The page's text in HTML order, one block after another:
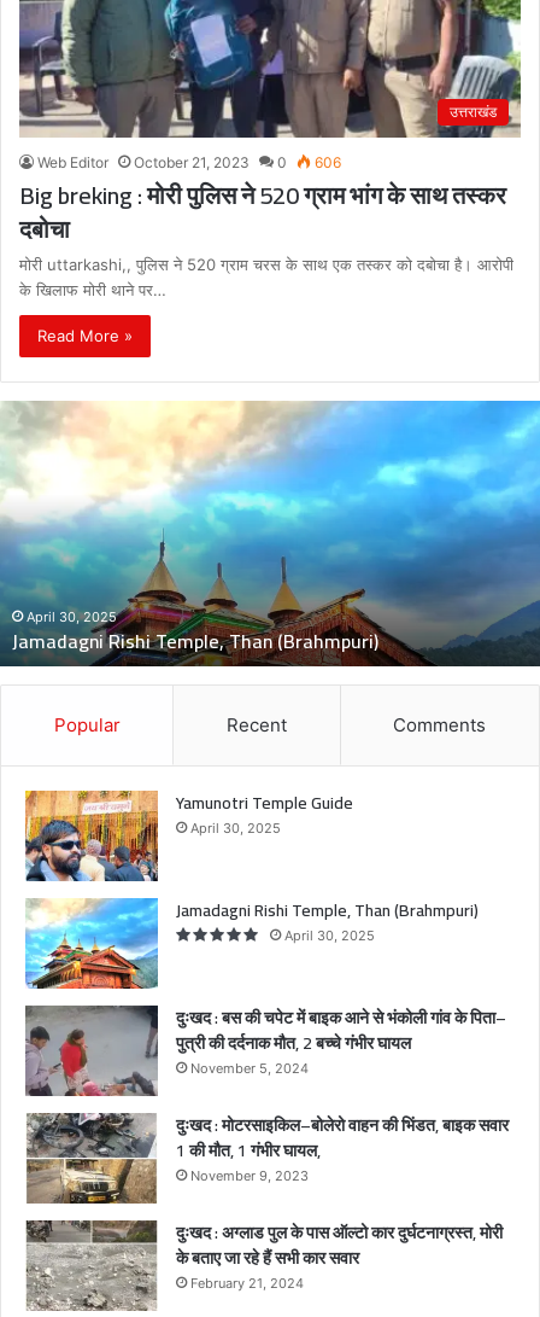
उत्तराखंड
Web Editor October 21, 2023 0 606
Big breking : मोरी पुलिस ने 520 ग्राम भांग के साथ तस्कर
दबोचा
मोरी uttarkashi,, पुलिस ने 520 ग्राम चरस के साथ एक तस्कर को दबोचा है। आरोपी
के खिलाफ मोरी थाने पर…
Read More »
(Brahmpuri)
दुः
ख
ब
च
पे
ट
में
आ
गां
व
ता
–
पु
की
द
र्द
क
मौ
त
November 5, 2024
दुःखद : बस की चपेट में बाइक आने
मौत, 2 बच्चे गंभीर घायल
Popular Recent Comments
Yamunotri Temple Guide
April 30, 2025
Jamadagni Rishi Temple, Than (Brahmpuri)
April 30, 2025
दुःखद : बस की चपेट में बाइक आने से भंकोली गांव के पिता–
पुत्री की दर्दनाक मौत, 2 बच्चे गंभीर घायल
November 5, 2024
दुःखद : मोटरसाइकिल–बोलेरो वाहन की भिंडत, बाइक सवार
1 की मौत, 1 गंभीर घायल,
November 9, 2023
दुःखद : अग्लाड पुल के पास ऑल्टो कार दुर्घटनाग्रस्त, मोरी
के बताए जा रहे हैं सभी कार सवार
February 21, 2024